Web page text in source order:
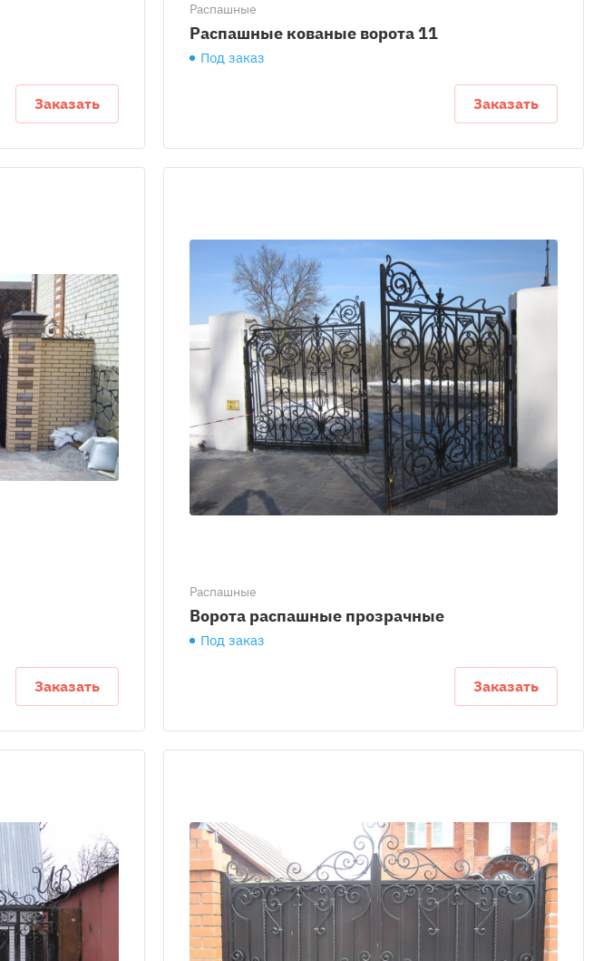
Заказать
Распашные
Распашные кованые ворота 11
Под заказ
Заказать
Заказать
Распашные
Ворота распашные прозрачные
Под заказ
Заказать